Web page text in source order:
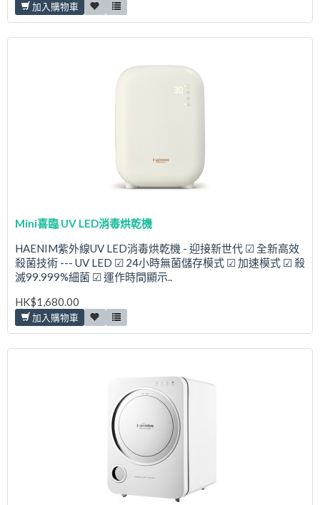
加入購物車
Mini喜臨 UV LED消毒烘乾機
HAENIM紫外線UV LED消毒烘乾機 - 迎接新世代 ☑ 全新高效
殺菌技術 --- UV LED ☑ 24小時無菌儲存模式 ☑ 加速模式 ☑ 殺
滅99.999%細菌 ☑ 運作時間顯示..
HK$1,680.00
加入購物車